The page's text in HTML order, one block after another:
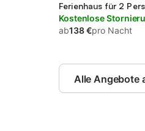
Ferienhaus für 2
Kostenlose
ab138 €pro Nacht
Alle Angebote